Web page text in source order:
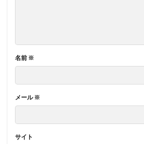
名前 ※
メール※
サイト